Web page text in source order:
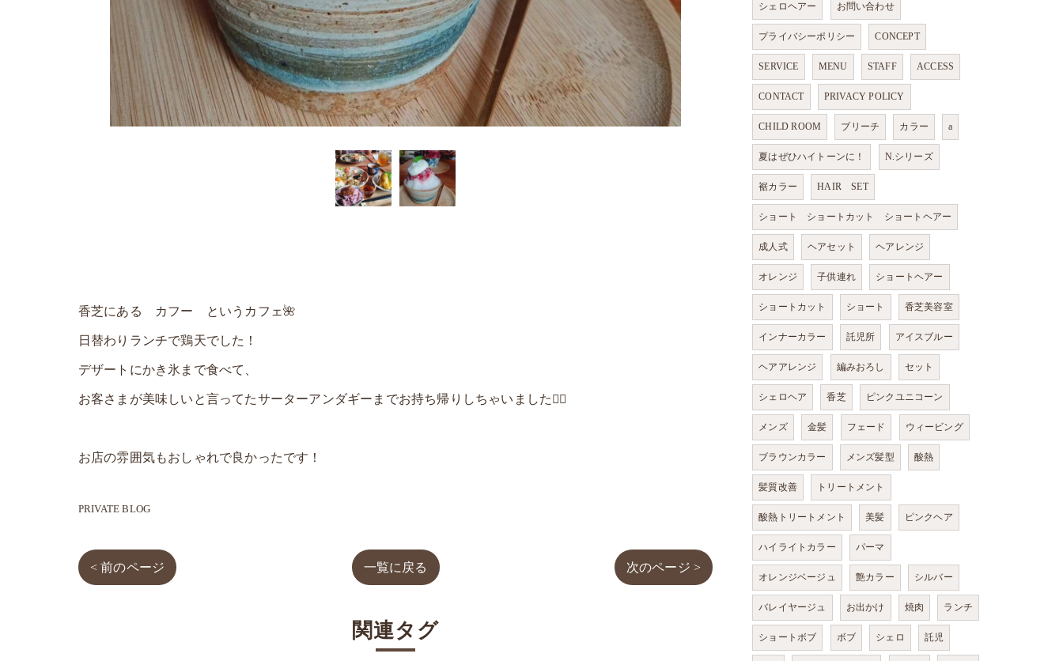
香芝にある カフー というカフェ🌺
日替わりランチで鶏天でした！
デザートにかき氷まで食べて、
お客さまが美味しいと言ってたサーターアンダギーまでお持ち帰りしちゃいました✌🏻
お店の雰囲気もおしゃれで良かったです！
PRIVATE BLOG
< 前のページ 一覧に戻る 次のページ >
関連タグ
シェロヘアー お問い合わせ
プライバシーポリシー CONCEPT
SERVICE MENU STAFF ACCESS
CONTACT PRIVACY POLICY
CHILD ROOM ブリーチ カラー a
夏はぜひハイトーンに！ N.シリーズ
裾カラー HAIR SET
ショート ショートカット ショートヘアー
成人式 ヘアセット ヘアレンジ
オレンジ 子供連れ ショートヘアー
ショートカット ショート 香芝美容室
インナーカラー 託児所 アイスブルー
ヘアアレンジ 編みおろし セット
シェロヘア 香芝 ピンクユニコーン
メンズ 金髪 フェード ウィービング
ブラウンカラー メンズ髪型 酸熱
髪質改善 トリートメント
酸熱トリートメント 美髪 ピンクヘア
ハイライトカラー パーマ
オレンジベージュ 艶カラー シルバー
バレイヤージュ お出かけ 焼肉 ランチ
ショートボブ ボブ シェロ 託児